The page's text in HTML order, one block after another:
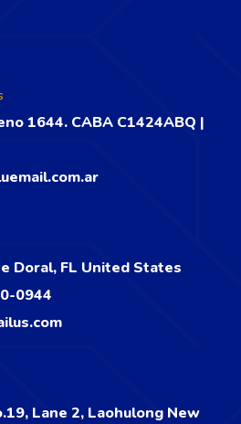
1644. CABA C1424ABQ |
Doral, FL United States
0944
Lane 2, Laohulong New